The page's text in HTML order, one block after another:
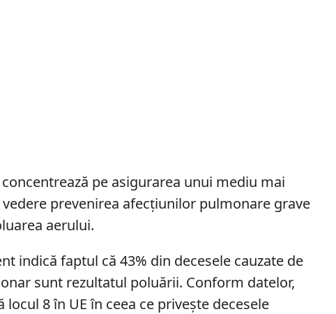
pe asigurarea unui mediu mai
prevenirea afecțiunilor pulmonare grave
aerului.
indică faptul că 43% din decesele cauzate de
sunt rezultatul poluării. Conform datelor,
locul 8 în UE în ceea ce privește decesele